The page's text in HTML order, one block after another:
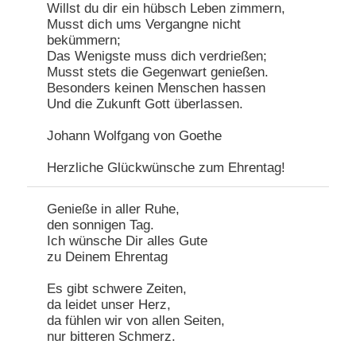
Willst du dir ein hübsch Leben zimmern,
Musst dich ums Vergangne nicht
bekümmern;
Das Wenigste muss dich verdrießen;
Musst stets die Gegenwart genießen.
Besonders keinen Menschen hassen
Und die Zukunft Gott überlassen.
Johann Wolfgang von Goethe
Herzliche Glückwünsche zum Ehrentag!
Genieße in aller Ruhe,
den sonnigen Tag.
Ich wünsche Dir alles Gute
zu Deinem Ehrentag
Es gibt schwere Zeiten,
da leidet unser Herz,
da fühlen wir von allen Seiten,
nur bitteren Schmerz.